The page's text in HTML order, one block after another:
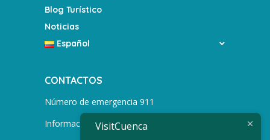
Blog Turístico
Noticias
Español
CONTACTOS
Número de emergencia 911
Información turística +593 991752155
VisitCuenca